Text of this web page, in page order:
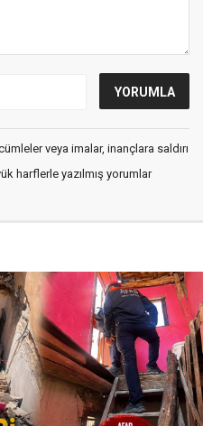
veya imalar, inançlara saldırı
harflerle yazılmış yorumlar